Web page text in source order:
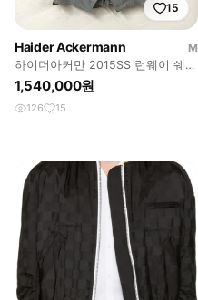
15
Haider Ackermann
M
하이더아커만 2015SS 런웨이 쉐브
론 자가드 드레이프 베스트
1,540,000원
126 15